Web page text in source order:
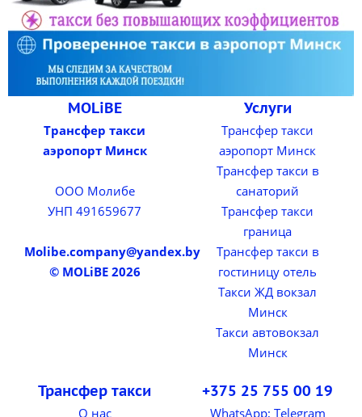
MOLiBE
Трансфер такси
аэропорт Минск
ООО Молибе
УНП 491659677
Molibe.company@yandex.by
© MOLiBE 2026
Услуги
Трансфер такси
аэропорт Минск
Трансфер такси в
санаторий
Трансфер такси
граница
Трансфер такси в
гостиницу отель
Такси ЖД вокзал
Минск
Такси автовокзал
Минск
Трансфер такси
О нас
+375 25 755 00 19
WhatsApp; Telegram